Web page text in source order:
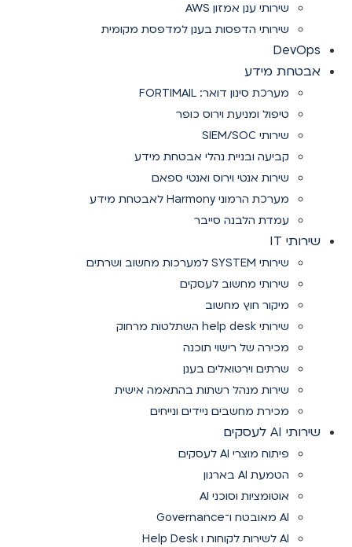
שירותי ענן אמזון AWS
שירותי הדפסות בענן למדפסת מקומית
DevOps
אבטחת מידע
מערכת סינון דואר: FORTIMAIL
טיפול ומניעת וירוס כופר
שירותי SIEM/SOC
קביעה ובניית נהלי אבטחת מידע
שירות אנטי וירוס ואנטי ספאם
מערכת הרמוני Harmony לאבטחת מידע
עמדת הלבנה סייבר
שירותי IT
שירותי SYSTEM למערכות מחשוב ושרתים
שירותי מחשוב לעסקים
מיקור חוץ מחשוב
שירותי help desk השתלטות מרחוק
מכירה של רישוי תוכנה
שרתים וירטואלים בענן
שירות מנהל רשתות בהתאמה אישית
מכירת מחשבים ניידים ונייחים
שירותי AI לעסקים
פיתוח מוצרי AI לעסקים
הטמעת AI בארגון
אוטומציות וסוכני AI
AI מאובטח ו־Governance
AI לשירות לקוחות ו Help Desk